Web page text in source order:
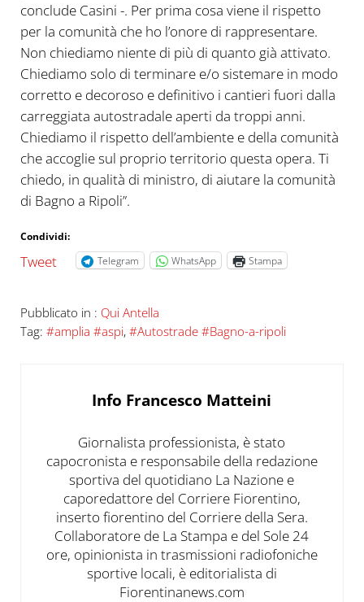
conclude Casini -. Per prima cosa viene il rispetto
per la comunità che ho l’onore di rappresentare.
Non chiediamo niente di più di quanto già attivato.
Chiediamo solo di terminare e/o sistemare in modo
corretto e decoroso e definitivo i cantieri fuori dalla
carreggiata autostradale aperti da troppi anni.
Chiediamo il rispetto dell’ambiente e della comunità
che accoglie sul proprio territorio questa opera. Ti
chiedo, in qualità di ministro, di aiutare la comunità
di Bagno a Ripoli”.
Condividi:
Tweet Telegram WhatsApp Stampa
Pubblicato in : Qui Antella
Tag: #amplia #aspi, #Autostrade #Bagno-a-ripoli
Info Francesco Matteini
Giornalista professionista, è stato
capocronista e responsabile della redazione
sportiva del quotidiano La Nazione e
caporedattore del Corriere Fiorentino,
inserto fiorentino del Corriere della Sera.
Collaboratore de La Stampa e del Sole 24
ore, opinionista in trasmissioni radiofoniche
sportive locali, è editorialista di
Fiorentinanews.com